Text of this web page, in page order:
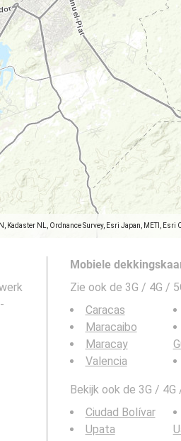
Kadaster NL, Ordnance Survey, Esri Japan, METI,
Mobiele
Zie ook de 3G / 4G /
Caracas
Maracaibo
Maracay
Valencia
Bekijk ook de 3G /
Ciudad Bolívar
Upata